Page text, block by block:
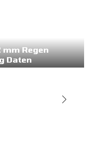
mm Regen
Daten